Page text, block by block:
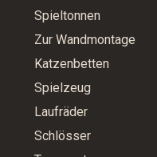
Spieltonnen
Zur Wandmontage
Katzenbetten
Spielzeug
Laufräder
Schlösser